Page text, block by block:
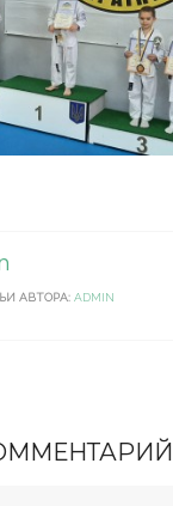
АВТОРА: ADMIN